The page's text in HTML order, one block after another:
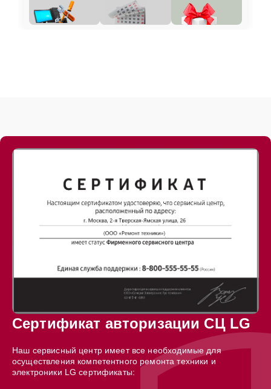
Сертификат авторизации СЦ LG
Наш сервисный центр имеет все необходимые для
осуществления компетентного ремонта техники и
электроники LG сертификаты: